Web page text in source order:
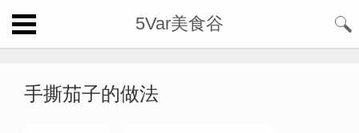
5Var美食谷
手撕茄子的做法